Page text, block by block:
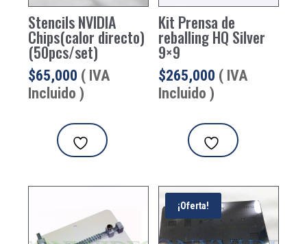
Stencils NVIDIA
Chips(calor directo)
(50pcs/set)
$65,000 ( IVA
Incluido )
Kit Prensa de
reballing HQ Silver
9×9
$265,000 ( IVA
Incluido )
¡Oferta!